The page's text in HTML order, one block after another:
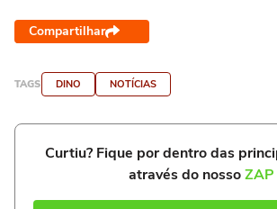
Compartilhar
TAGS DINO NOTÍCIAS
Curtiu? Fique por dentro das
através do nossoZAP